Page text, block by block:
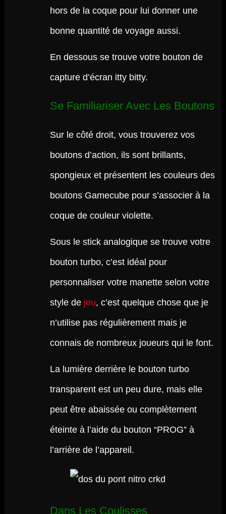
hors de la coque pour lui donner une
bonne quantité de voyage aussi.
En dessous se trouve votre bouton de
capture d’écran itty bitty.
Se Familiariser Avec Les Boutons
Sur le côté droit, vous trouverez vos
boutons d’action, ils sont brillants,
spongieux et présentent les couleurs des
boutons Gamecube pour s’associer à la
coque de couleur violette.
Sous le stick analogique se trouve votre
bouton turbo, c’est idéal pour
personnaliser votre manette selon votre
style de jeu, c’est quelque chose que je
n’utilise pas régulièrement mais je
connais de nombreux joueurs qui le font.
La lumière derrière le bouton turbo
transparent est un peu dure, mais elle
peut être abaissée ou complètement
éteinte à l’aide du bouton “PROG” à
l’arrière de l’appareil.
Dans Les Coulisses